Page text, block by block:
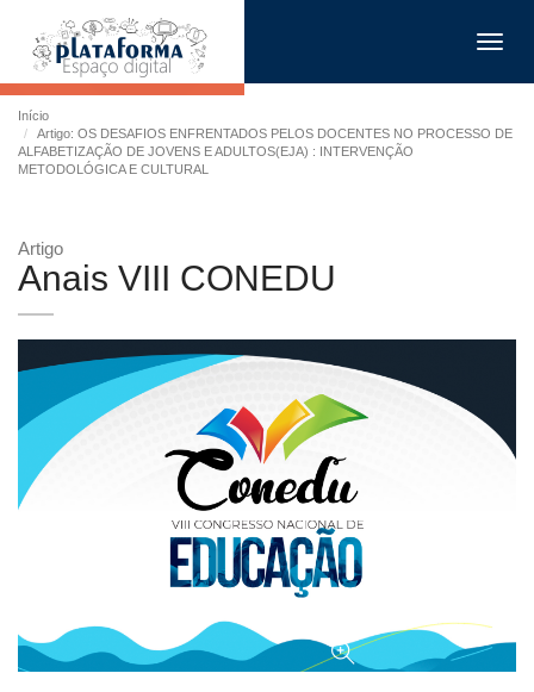
Início
Artigo: OS DESAFIOS ENFRENTADOS PELOS DOCENTES NO PROCESSO DE
ALFABETIZAÇÃO DE JOVENS E ADULTOS(EJA) : INTERVENÇÃO
METODOLÓGICA E CULTURAL
Artigo
Anais VIII CONEDU